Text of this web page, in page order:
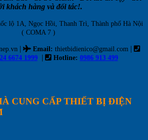
khách hàng và đối tác!.
lộ 1A, Ngọc Hồi, Thanh Trì, Thành phố Hà Nội
( COMA 7 )
| Email: thietbidienico@gmail.com |
6674 1999 | Hotline: 0986 913 499
CUNG CẤP THIẾT BỊ ĐIỆN